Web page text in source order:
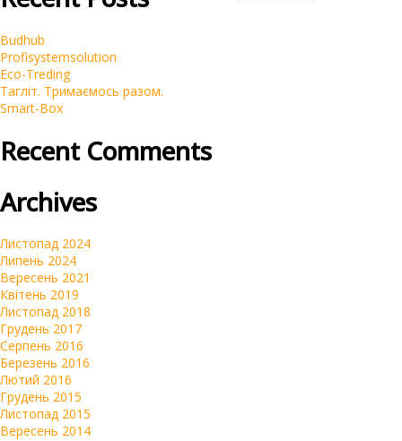
Budhub
Profisystemsolution
Eco-Treding
Тагліт. Тримаємось разом.
Smart-Box
Recent Comments
Archives
Листопад 2024
Липень 2024
Вересень 2021
Квітень 2019
Листопад 2018
Грудень 2017
Серпень 2016
Березень 2016
Лютий 2016
Грудень 2015
Листопад 2015
Вересень 2014